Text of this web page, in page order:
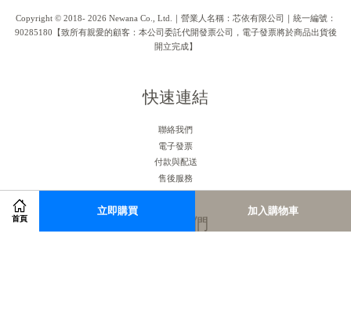
首頁
立即購買 加入購物車
Copyright © 2018- 2026 Newana Co., Ltd.｜營業人名稱：芯依有限公司｜統一編號：
90285180【致所有親愛的顧客：本公司委託代開發票公司，電子發票將於商品出貨後
開立完成】
快速連結
聯絡我們
電子發票
付款與配送
售後服務
關注我們